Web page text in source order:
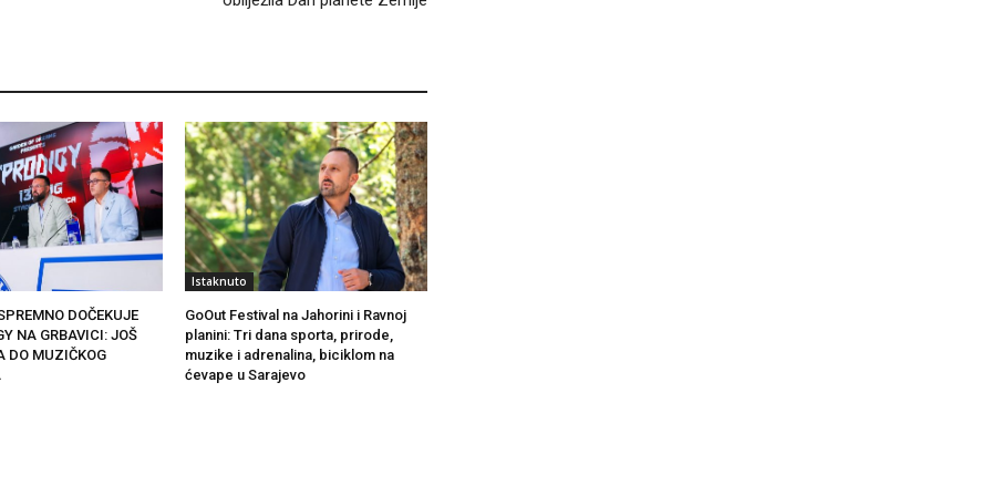
DOČEKUJE
NA GRBAVICI: JOŠ
DO MUZIČKOG
Istaknuto
GoOut Festival na Jahorini i Ravnoj
planini: Tri dana sporta, prirode,
muzike i adrenalina, biciklom na
ćevape u Sarajevo